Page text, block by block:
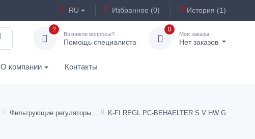
RU Избранное (0) История (1)
?
Возникли вопросы?
Помощь специалиста
0
Мои заказы
Нет заказов
О компании Контакты
Фильтрующие регуляторы K-FI REGL PC-BEHAELTER S V HW G